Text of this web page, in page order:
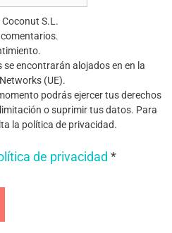
S.L.
se encontrarán alojados en en la
(UE).
podrás ejercer tus derechos
o suprimir tus datos. Para
la política de privacidad.
de privacidad *